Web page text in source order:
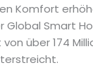
Komfort
Global Smart
über 174